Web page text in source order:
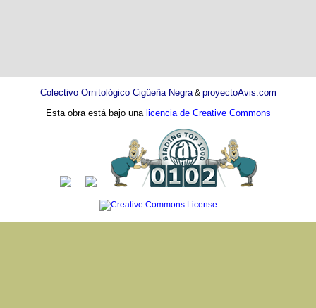
Colectivo Ornitológico Cigüeña Negra& proyectoAvis.com
Esta obra está bajo una licencia de Creative Commons